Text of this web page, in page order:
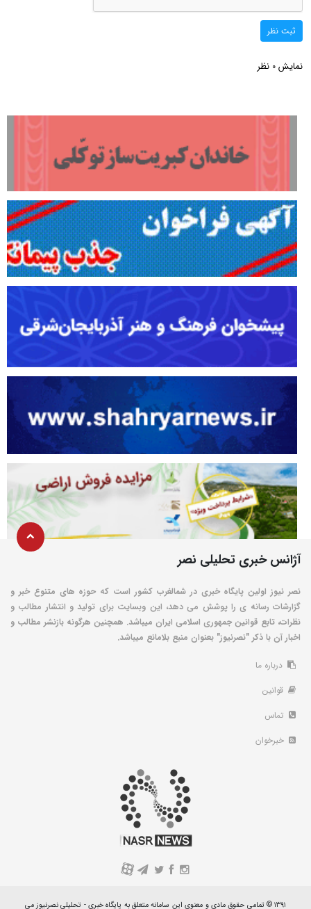
ثبت نظر
نمایش 0 نظر
آژانس خبری تحلیلی نصر
نصر نیوز اولین پایگاه خبری در شمالغرب کشور است که حوزه های متنوع خبر و
گزارشات رسانه ی را پوشش می دهد، این وبسایت برای تولید و انتشار مطالب و
نظرات، تابع قوانین جمهوری اسلامی ایران میباشد. همچنین هرگونه بازنشر مطالب و
اخبار آن با ذکر "نصرنیوز" بعنوان منبع بلامانع میباشد.
درباره ما
قوانین
تماس
خبرخوان
A
۱۳۹۱ © تمامی حقوق مادی و معنوی این سامانه متعلق به پایگاه خبری - تحلیلی نصرنیوز می